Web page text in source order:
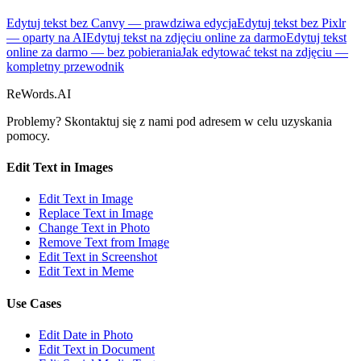
Edytuj tekst bez Canvy — prawdziwa edycjaEdytuj tekst bez Pixlr
— oparty na AIEdytuj tekst na zdjęciu online za darmoEdytuj tekst
online za darmo — bez pobieraniaJak edytować tekst na zdjęciu —
kompletny przewodnik
ReWords.AI
Problemy? Skontaktuj się z nami pod adresem w celu uzyskania
pomocy.
Edit Text in Images
Edit Text in Image
Replace Text in Image
Change Text in Photo
Remove Text from Image
Edit Text in Screenshot
Edit Text in Meme
Use Cases
Edit Date in Photo
Edit Text in Document